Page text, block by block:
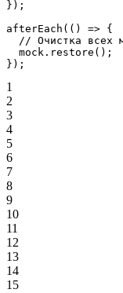
});
afterEach (() => {
// Очистка всех
  mock.
restore ();
});
1
2
3
4
5
6
7
8
9
10
11
12
13
14
15